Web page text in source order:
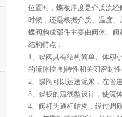
位置时，蝶板厚度是介质流
时候，还是根据介质、温度
蝶阀构成部件主要由阀体、
结构特点：
1、蝶阀具有结构简单、体积
的流体控 制特性和关闭密封
2、蝶阀可以运送泥浆，在管
3、蝶板的流线型设计，使流
4、阀杆为通杆结构，经过调